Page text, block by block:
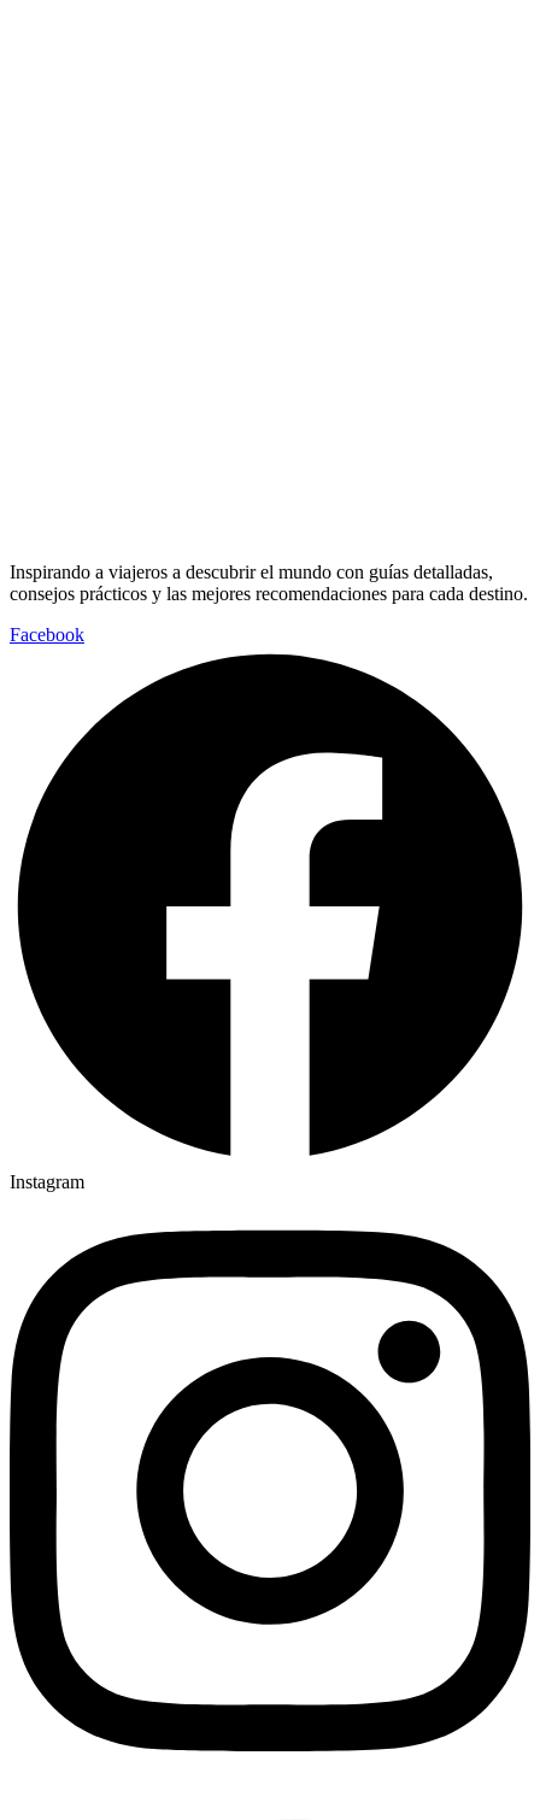
Inspirando a viajeros a descubrir el mundo con guías detalladas,
consejos prácticos y las mejores recomendaciones para cada destino.
Facebook
Instagram